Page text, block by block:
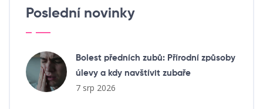
Poslední novinky
Bolest předních zubů: Přírodní způsoby
úlevy a kdy navštívit zubaře
7 srp 2026